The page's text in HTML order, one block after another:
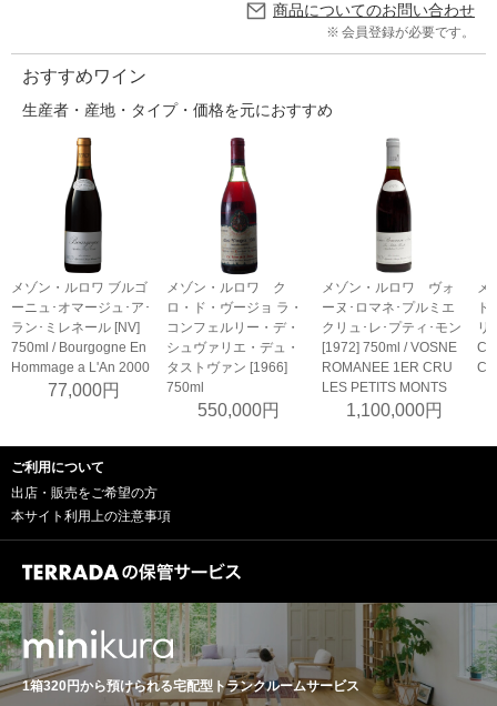
商品についてのお問い合わせ
会員登録が必要です。
おすすめワイン
生産者・産地・タイプ・価格を元におすすめ
メゾン・ルロワ ブルゴ
ーニュ･オマージュ･ア･
ラン･ミレネール [NV]
750ml / Bourgogne En
Hommage a L'An 2000
77,000円
メゾン・ルロワ ク
ロ・ド・ヴージョ ラ・
コンフェルリー・デ・
シュヴァリエ・デュ・
タストヴァン [1966]
750ml
550,000円
メゾン・ルロワ ヴォ
ーヌ･ロマネ･プルミエ
クリュ･レ･プティ･モン
[1972] 750ml / VOSNE
ROMANEE 1ER CRU
LES PETITS MONTS
1,100,000円
メ
ド
リ
ご利用について
出店・販売をご希望の方
本サイト利用上の注意事項
1箱320円から預けられる宅配型トランクルームサービス